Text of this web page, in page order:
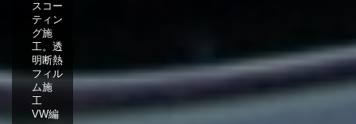
スコー
ティン
グ施
工。透
明断熱
フィル
ム施
工
VW編